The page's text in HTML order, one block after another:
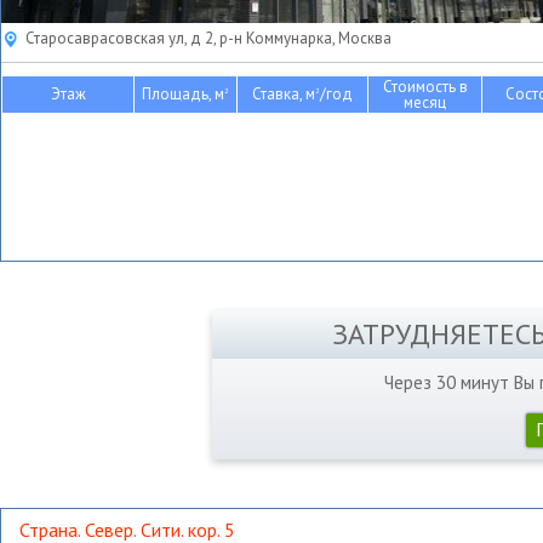
Старосаврасовская ул, д 2, р-н Коммунарка, Москва
Этаж Площадь, м2 Ставка, м2/год Стоимость в
месяц
Через 30 минут Вы
Страна. Север. Сити. кор. 5